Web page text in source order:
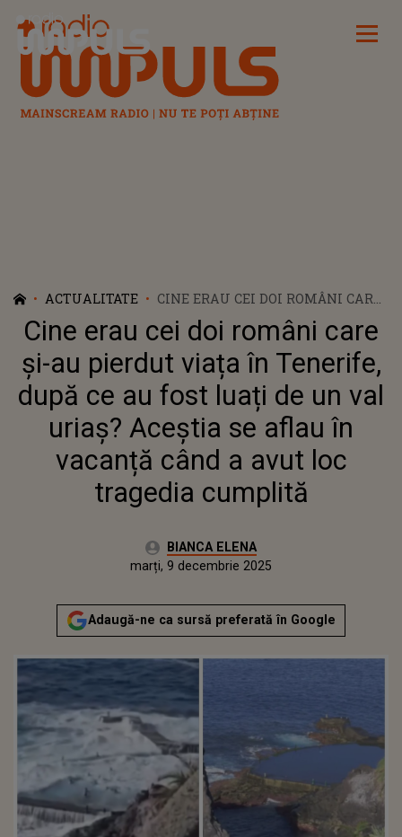
Radio Impuls
ACTUALITATE
CINE ERAU CEI DOI ROMÂNI CARE
ȘI-AU PIERDUT VIAȚA ÎN
TENERIFE, DUPĂ CE AU FOST
LUAȚI DE UN VAL URIAȘ? ACEȘTIA
SE AFLAU ÎN VACANȚĂ CÂND A
AVUT LOC TRAGEDIA CUMPLITĂ
Cine erau cei doi români care
și-au pierdut viața în Tenerife,
după ce au fost luați de un val
uriaș? Aceștia se aflau în
vacanță când a avut loc
tragedia cumplită
Autor:BIANCA ELENA
Publicat:
marți, 9 decembrie 2025
Adaugă-ne ca sursă preferată în Google